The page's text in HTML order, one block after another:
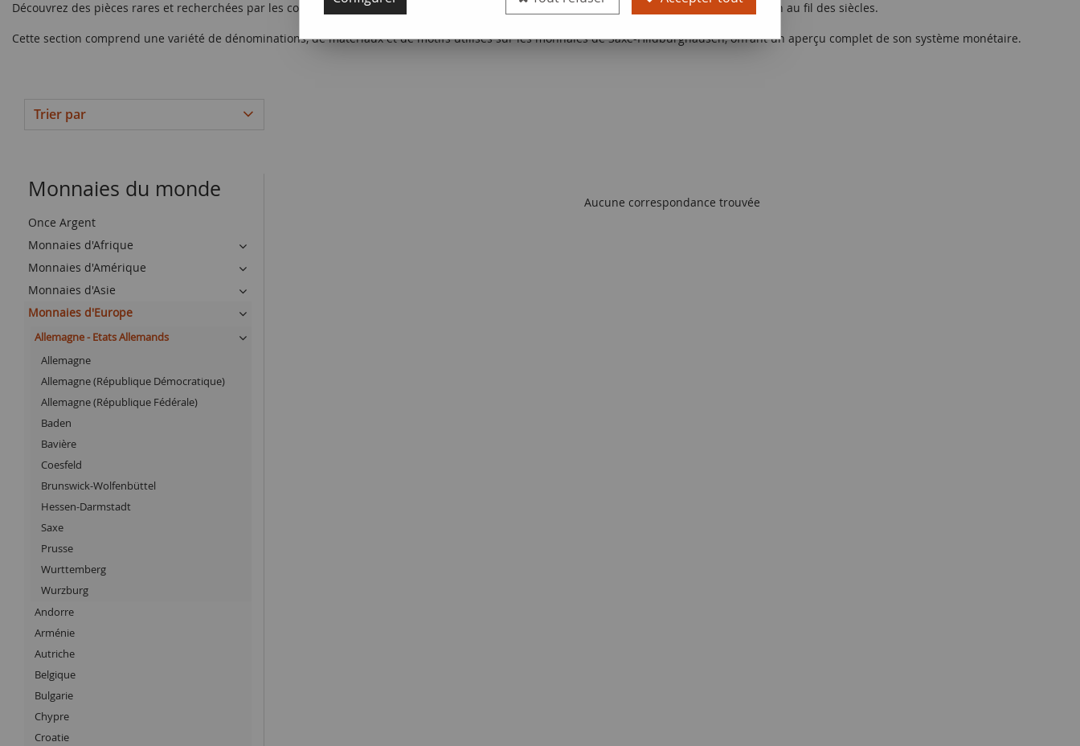
Découvrez des pièces rares et recherchées par les collectionneurs, témoignant de l'évolution économique et politique de Saxe-Hildburghausen au fil des siècles.
Cette section comprend une variété de dénominations, de matériaux et de motifs utilisés sur les monnaies de Saxe-Hildburghausen, offrant un aperçu complet de son système monétaire.
Trier par
Monnaies du monde
Once Argent
Monnaies d'Afrique
Monnaies d'Amérique
Monnaies d'Asie
Monnaies d'Europe
Allemagne - Etats Allemands
Allemagne
Allemagne (République Démocratique)
Allemagne (République Fédérale)
Baden
Bavière
Coesfeld
Brunswick-Wolfenbüttel
Hessen-Darmstadt
Saxe
Prusse
Wurttemberg
Wurzburg
Andorre
Arménie
Autriche
Belgique
Bulgarie
Chypre
Croatie
Aucune correspondance trouvée